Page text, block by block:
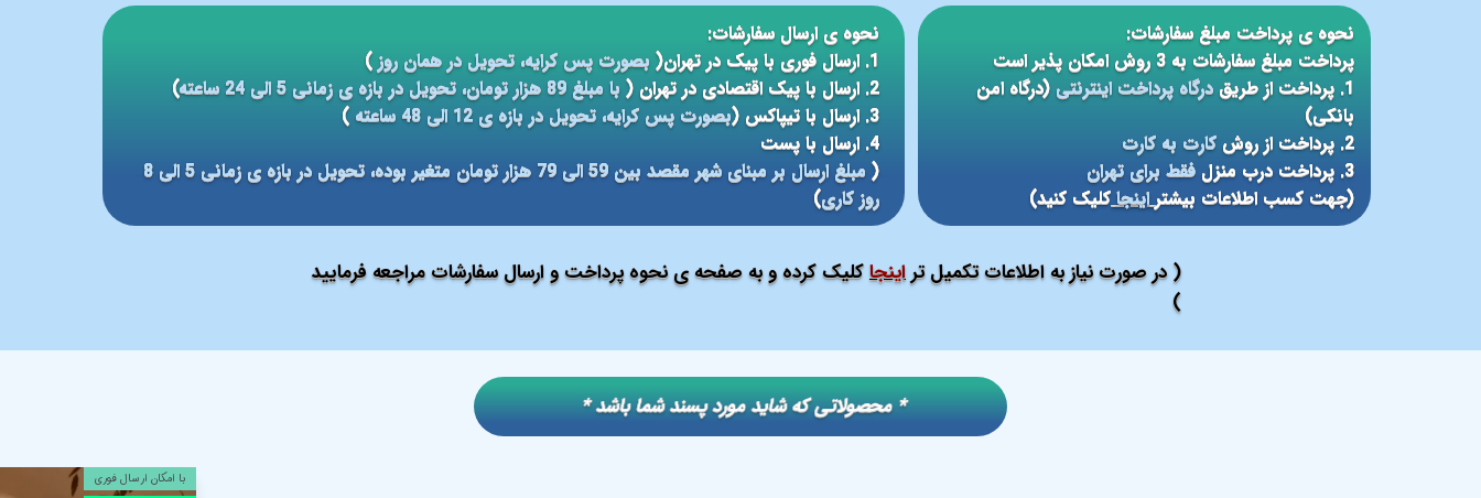
( در صورت نیاز به اطلاعات تکمیل تراینجاکلیک کرده و به صفحه ی نحوه پرداخت و ارسال سفارشات مراجعه فرمایید
)
نحوه ی پرداخت مبلغ سفارشات:
پرداخت مبلغ سفارشات به 3 روش امکان پذیر است
1. پرداخت از طریق
درگاه پرداخت اینترنتی(درگاه امن
بانکی)
2. پرداخت از روش
کارت به کارت
3. پرداخت درب منزل
فقط برای تهران
(جهت کسب اطلاعات بیشتر اینجا کلیک کنید)
نحوه ی ارسال سفارشات:
1. ارسال فوری با پیک در تهران(
بصورت پس کرایه، تحویل در همان روز)
2. ارسال با پیک اقتصادی در تهران (
با مبلغ 89 هزار تومان، تحویل در بازه ی زمانی 5 الی 24 ساعته
)
3. ارسال با تیپاکس (
بصورت پس کرایه، تحویل در بازه ی 12 الی 48 ساعته
)
4. ارسال با پست
(
مبلغ ارسال بر مبنای شهر مقصد بین 59 الی 79 هزار تومان متغیر بوده، تحویل در بازه ی زمانی 5 الی 8
روز کاری)
با امکان ارسال فوری
​​* محصولاتی که شاید مورد پسند شما باشد *